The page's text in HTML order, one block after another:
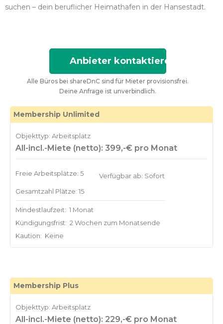
suchen – dein beruflicher Heimathafen in der Hansestadt.
Anbieter kontaktieren
Alle Büros bei shareDnC sind für Mieter provisionsfrei.
Deine Anfrage ist unverbindlich.
Membership Unlimited
Objekttyp: Arbeitsplatz
All-incl.-Miete (netto): 399,-€ pro Monat
Freie Arbeitsplätze: 5
Gesamtzahl Plätze: 15
Verfügbar ab: Sofort
Mindestlaufzeit: 1 Monat
Kündigungsfrist: 2 Wochen zum Monatsende
Kaution: Keine
Membership Plus
Objekttyp: Arbeitsplatz
All-incl.-Miete (netto): 229,-€ pro Monat